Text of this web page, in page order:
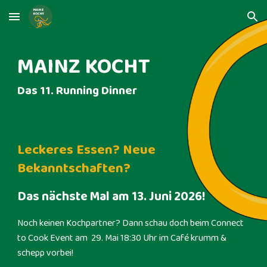
Skip to main content Skip to navigation
MAINZ KOCHT
Das11. Running Dinner
Leckeres Essen? Neue
Bekanntschaften?
Das nächste Mal am 13. Juni 2026!
Noch keinen Kochpartner? Dann schau doch beim Connect
to Cook Event am 29. Mai 18:30 Uhr im Café krumm &
schepp vorbei!